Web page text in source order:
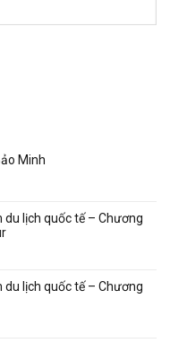
Minh
du lịch quốc tế – Chương
du lịch quốc tế – Chương